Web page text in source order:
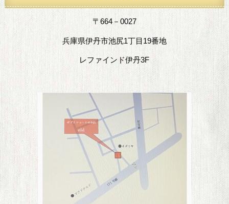
〒664－0027
兵庫県伊丹市池尻1丁目19番地
レファインド伊丹3F